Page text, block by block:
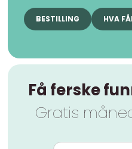
BESTILLING HVA
Få ferske
Gratis